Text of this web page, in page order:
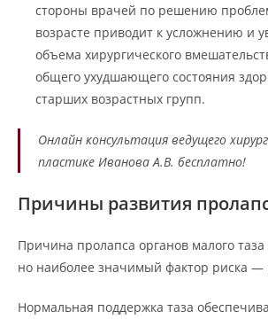
стороны врачей по решению
возрасте приводит к усложнению и
объема хирургического
общего ухудшающего состояния
старших возрастных групп.
Онлайн консультация ведущего
пластике Иванова А.В. бесплатно!
Причины развития
Причина пролапса органов малого
но наиболее значимый фактор риска —
Нормальная поддержка таза